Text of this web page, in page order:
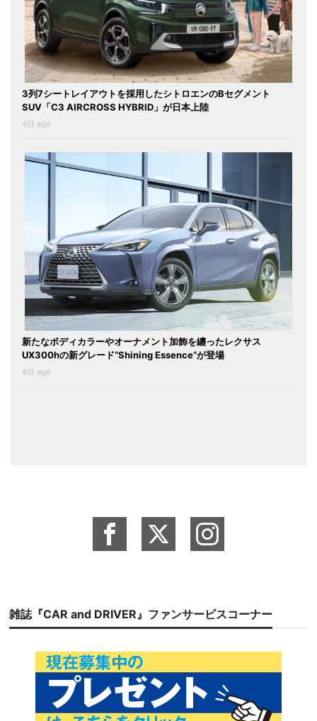
3列7シートレイアウトを採用したシトロエンのBセグメント
SUV「C3 AIRCROSS HYBRID」が日本上陸
4日 ago
新たなボディカラーやオーナメント加飾を纏ったレクサス
UX300hの新グレード“Shining Essence”が登場
4日 ago
雑誌『CAR and DRIVER』ファンサービスコーナー